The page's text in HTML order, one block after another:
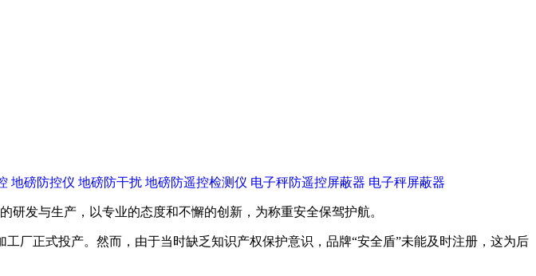
发与生产，以专业的态度和不懈的创新，为称重安全保驾护航。
正式投产。然而，由于当时缺乏知识产权保护意识，品牌“安全盾”未能及时注册，这为后